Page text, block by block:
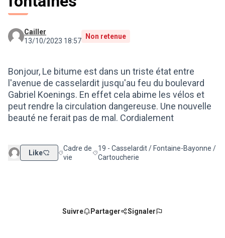
Cailler
13/10/2023 18:57
Non retenue
Bonjour, Le bitume est dans un triste état entre
l'avenue de casselardit jusqu'au feu du boulevard
Gabriel Koenings. En effet cela abime les vélos et
peut rendre la circulation dangereuse. Une nouvelle
beauté ne ferait pas de mal. Cordialement
Like Filtrer les résultats de la catégorie : Cadre de vie
Cadre de
vie
Filtrer les résultats pour le secteur : 19 -
19 - Casselardit / Fontaine-Bayonne /
Cartoucherie
Suivre Partager Signaler